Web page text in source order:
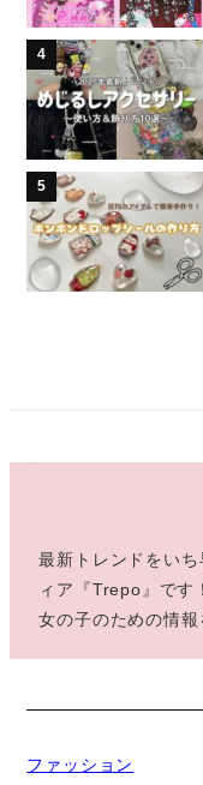
最新トレンドをい
ィア『Trepo』です
女の子のための情
ファッション